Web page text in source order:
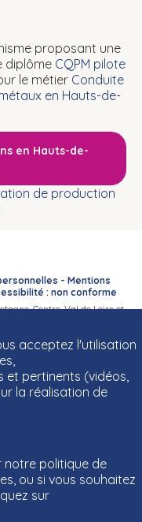
acceptez l'utilisation
et pertinents (vidéos,
la réalisation de
notre politique de
ou si vous souhaitez
sur
proposant une
diplôme CQPM pilote
le métier Conduite
en Hauts-de-
en Hauts-de-
de production
- Mentions
: non conforme
Centre-Val de Loire et